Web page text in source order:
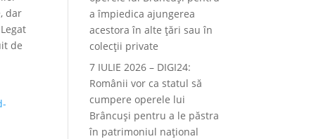
dar
de
a împiedica ajungerea
acestora în alte ţări sau în
colecţii private
7 IULIE 2026 – DIGI24:
Românii vor ca statul să
cumpere operele lui
Brâncuși pentru a le păstra
în patrimoniul național